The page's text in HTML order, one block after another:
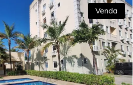
Next
Venda